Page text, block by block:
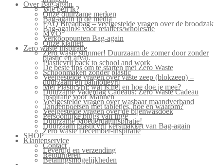
Over Bag-again
Wie ben ik?
Onze duurzame merken
Bag-again in de media
FAQ Breadbag – veelgestelde vragen over de broodzak
Bag-again® voor retailers/wholesale
MVO
Verkooppunten Bag-again
Onze klanten
Zero waste inspiratie
Zero waste summer! Duurzaam de zomer door zonder
plastic en afval.
Plasticvrij back to school and work
De beste tips om te starten met Zero Waste
Schoonmaken zonder plastic
Veelgestelde vragen over vaste zeep (blokzeep) –
duurzaam en palmolievrij
Mei Plasticvrij: wat is het en hoe doe je mee?
Duurzame Vaderdag Cadeaus: Zero Waste Cadeau
Inspiratie voor Mannen
Veelgestelde vragen over wasbaar maandverband
Tandenpoetsen met tabletjes, hoe en waarom?
Veelgestelde vragen over de bijenwasdoek
Persoonlijke blogs van Inge
Duurzame Moederdaginspiratie!
Duurzaam plasticvrij kerstpakket van Bag-again
Zero waste December-inspiratie
SHOP
Klantenservice
Contact
Levertijd en verzending
Retourneren
Betalingsmogelijkheden